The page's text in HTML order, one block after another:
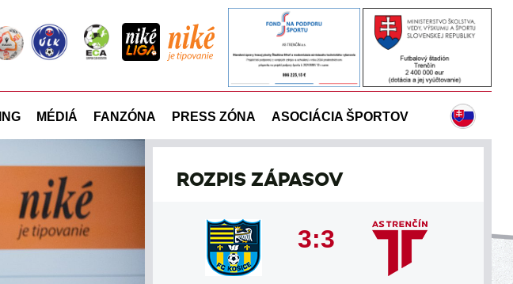
MÉDIÁ FANZÓNA PRESS ZÓNA ASOCIÁCIA ŠPORTOV
ROZPIS ZÁPASOV
3:3